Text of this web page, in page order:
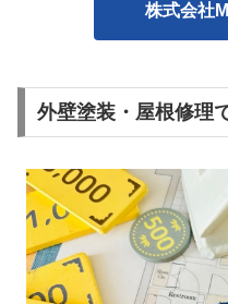
株式会社
外壁塗装・屋根修理